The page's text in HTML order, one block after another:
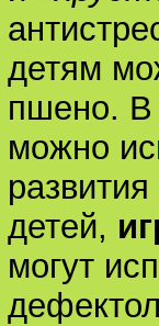
детям
пшено. В
можно
детей,
могут